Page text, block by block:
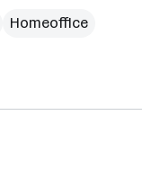
Homeoffice